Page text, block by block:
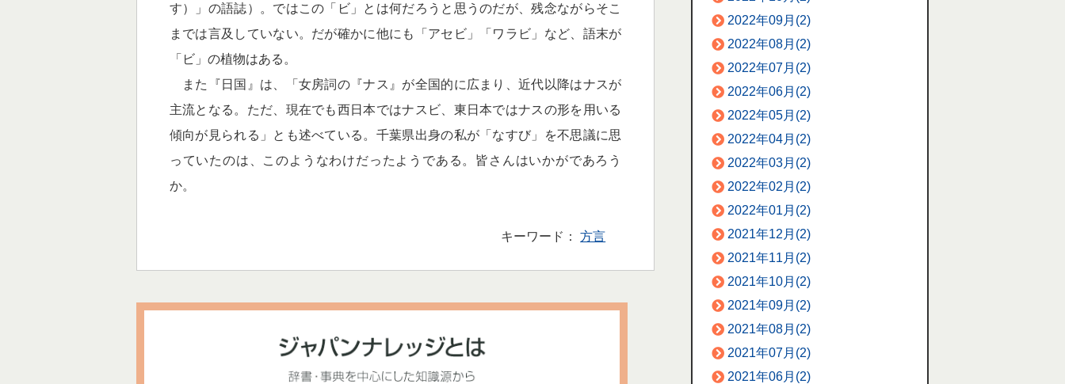
す）」の語誌）。ではこの「ビ」とは何だろうと思うのだが、残念ながらそこ
までは言及していない。だが確かに他にも「アセビ」「ワラビ」など、語末が
「ビ」の植物はある。
また『日国』は、「女房詞の『ナス』が全国的に広まり、近代以降はナスが
主流となる。ただ、現在でも西日本ではナスビ、東日本ではナスの形を用いる
傾向が見られる」とも述べている。千葉県出身の私が「なすび」を不思議に思
っていたのは、このようなわけだったようである。皆さんはいかがであろう
か。
キーワード：方言
2022年09月(2)
2022年08月(2)
2022年07月(2)
2022年06月(2)
2022年05月(2)
2022年04月(2)
2022年03月(2)
2022年02月(2)
2022年01月(2)
2021年12月(2)
2021年11月(2)
2021年10月(2)
2021年09月(2)
2021年08月(2)
2021年07月(2)
2021年06月(2)